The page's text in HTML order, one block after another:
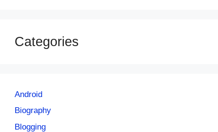
Categories
Android
Biography
Blogging